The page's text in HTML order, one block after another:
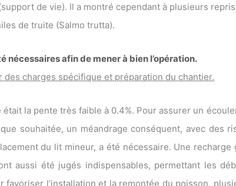
de vie). Il a montré cependant à plusieurs
de truite (Salmo trutta).
nécessaires afin de mener à bien l’opération.
des charges spécifique et préparation du chantier.
la pente très faible à 0.4%. Pour assurer un
souhaitée, un méandrage conséquent, avec des
du lit mineur, a été nécessaire. Une recharge
aussi été jugés indispensables, permettant les
favoriser l’installation et la remontée du poisson,